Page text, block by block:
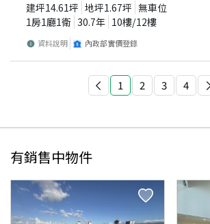
建坪14.61坪 地坪1.67坪 無車位
1房1廳1衛 30.7年 10樓/12樓
資料說明 內政部實價登錄
1 2 3 4
有銷售中物件